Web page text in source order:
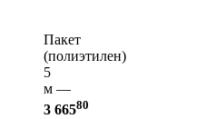
Пакет
(полиэтилен)
5
м —
3 66580